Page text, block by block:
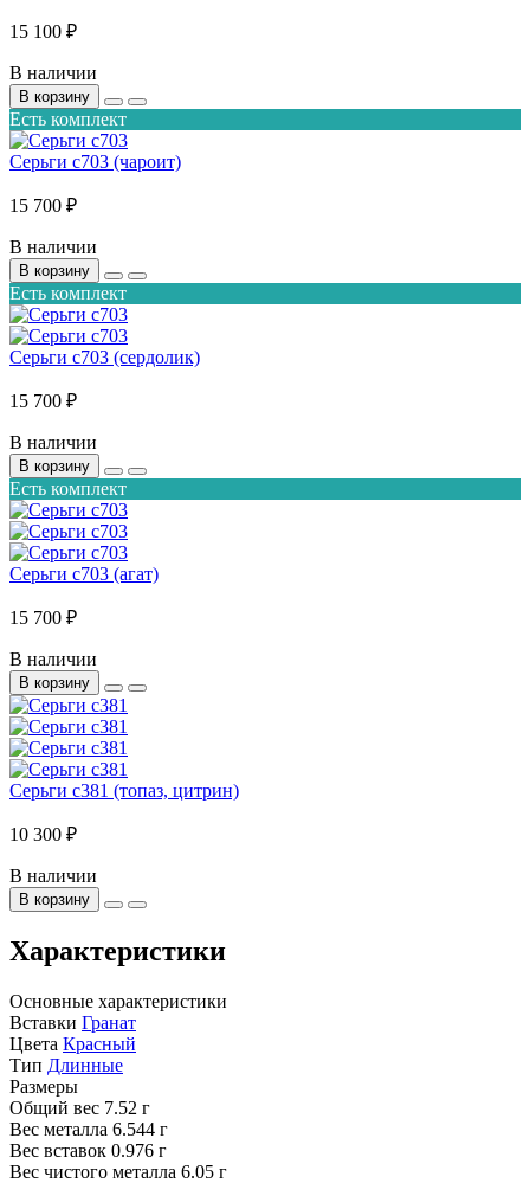
15 100 ₽
В наличии
В корзину
Есть комплект
Серьги с703 (чароит)
15 700 ₽
В наличии
В корзину
Есть комплект
Серьги с703 (сердолик)
15 700 ₽
В наличии
В корзину
Есть комплект
Серьги с703 (агат)
15 700 ₽
В наличии
В корзину
Серьги с381 (топаз, цитрин)
10 300 ₽
В наличии
В корзину
Характеристики
Основные характеристики
Вставки Гранат
Цвета Красный
Тип Длинные
Размеры
Общий вес 7.52 г
Вес металла 6.544 г
Вес вставок 0.976 г
Вес чистого металла 6.05 г